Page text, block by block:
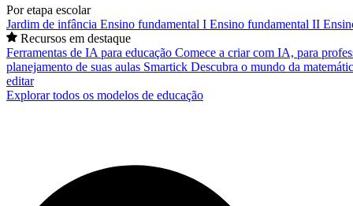
Por etapa escolar
Jardim de infância Ensino fundamental I Ensino fundamental II
Recursos em destaque
Ferramentas de IA para educação Comece a criar com IA, para
planejamento de suas aulas Smartick Descubra o mundo da
editar
Explorar todos os modelos de educação